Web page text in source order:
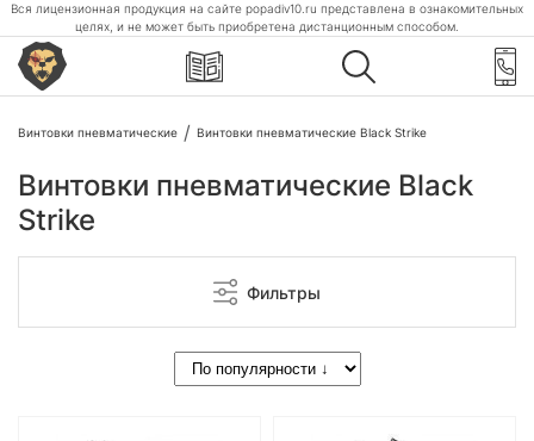
Вся лицензионная продукция на сайте popadiv10.ru представлена в ознакомительных
целях, и не может быть приобретена дистанционным способом.
Винтовки пневматические Винтовки пневматические Black Strike
Винтовки пневматические Black
Strike
Фильтры